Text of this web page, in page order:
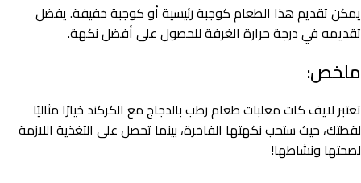
يمكن تقديم هذا الطعام كوجبة رئيسية أو كوجبة خفيفة. يفضل
تقديمه في درجة حرارة الغرفة للحصول على أفضل نكهة.
ملخص:
تعتبر لايف كات معلبات طعام رطب بالدجاج مع الكركند خيارًا مثاليًا
لقطتك، حيث ستحب نكهتها الفاخرة، بينما تحصل على التغذية اللازمة
لصحتها ونشاطها!